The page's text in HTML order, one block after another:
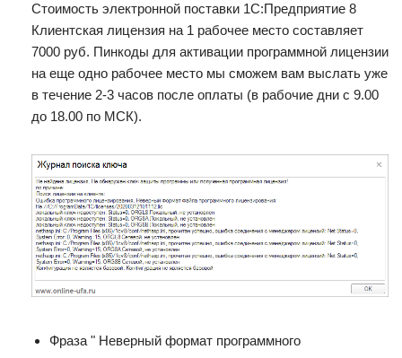
Стоимость электронной поставки 1С:Предприятие 8
Клиентская лицензия на 1 рабочее место составляет
7000 руб. Пинкоды для активации программной лицензии
на еще одно рабочее место мы сможем вам выслать уже
в течение 2-3 часов после оплаты (в рабочие дни с 9.00
до 18.00 по МСК).
Фраза " Неверный формат программного